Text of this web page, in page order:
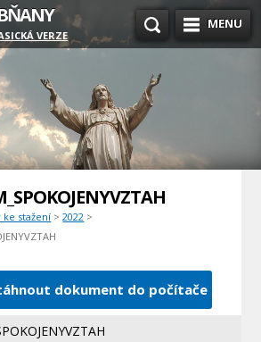
MENU
VERZE
stažení >2022 >
dokument do počítače